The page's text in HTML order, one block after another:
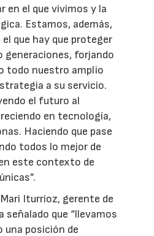
en el que vivimos y la
Estamos, además,
que hay que proteger
generaciones, forjando
todo nuestro amplio
a su servicio.
el futuro al
en tecnología,
Haciendo que pase
todos lo mejor de
este contexto de
Iturrioz, gerente de
señalado que “llevamos
una posición de